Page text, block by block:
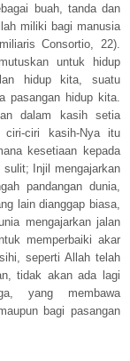
buah, tanda dan
miliki bagi manusia
Consortio, 22).
untuk hidup
hidup kita, suatu
pasangan hidup kita.
dalam kasih setia
ciri-ciri kasih-Nya itu
kesetiaan kepada
Injil mengajarkan
pandangan dunia,
lain dianggap biasa,
mengajarkan jalan
memperbaiki akar
seperti Allah telah
tidak akan ada lagi
yang membawa
bagi pasangan